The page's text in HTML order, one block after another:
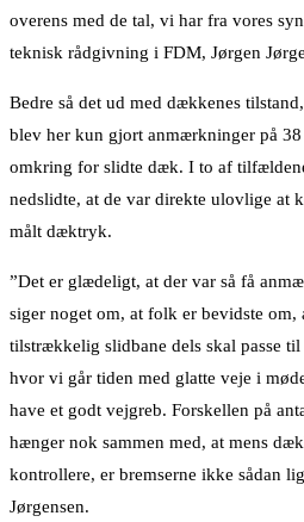
overens med de tal, vi har fra vores
teknisk rådgivning i FDM, Jørgen
Bedre så det ud med dækkenes
blev her kun gjort anmærkninger på
omkring for slidte dæk. I to af
nedslidte, at de var direkte ulovlige at
målt dæktryk.
”Det er glædeligt, at der var så få
siger noget om, at folk er bevidste
tilstrækkelig slidbane dels skal passe
hvor vi går tiden med glatte veje i
have et godt vejgreb. Forskellen på
hænger nok sammen med, at mens
kontrollere, er bremserne ikke sådan
Jørgensen.